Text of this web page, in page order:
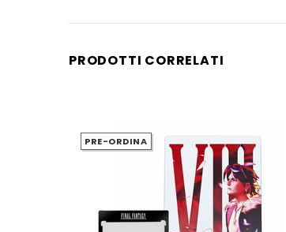
PRODOTTI CORRELATI
PRE-ORDINA